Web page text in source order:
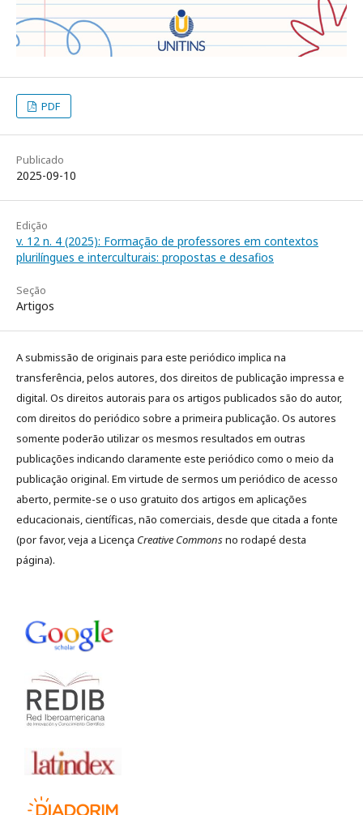
PDF
Publicado
2025-09-10
Edição
v. 12 n. 4 (2025): Formação de professores em contextos
plurilíngues e interculturais: propostas e desafios
Seção
Artigos
A submissão de originais para este periódico implica na
transferência, pelos autores, dos direitos de publicação impressa e
digital. Os direitos autorais para os artigos publicados são do autor,
com direitos do periódico sobre a primeira publicação. Os autores
somente poderão utilizar os mesmos resultados em outras
publicações indicando claramente este periódico como o meio da
publicação original. Em virtude de sermos um periódico de acesso
aberto, permite-se o uso gratuito dos artigos em aplicações
educacionais, científicas, não comerciais, desde que citada a fonte
(por favor, veja a Licença Creative Commonsno rodapé desta
página).